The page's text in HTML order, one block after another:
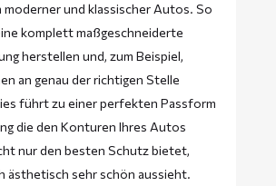
und klassischer Autos. So
komplett maßgeschneiderte
herstellen und, zum Beispiel,
an genau der richtigen Stelle
führt zu einer perfekten Passform
die den Konturen Ihres Autos
nur den besten Schutz bietet,
ästhetisch sehr schön aussieht.